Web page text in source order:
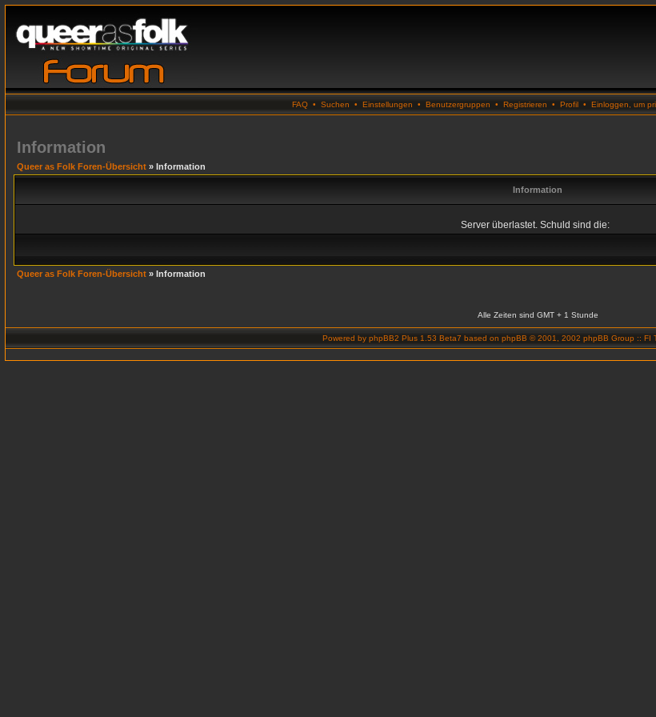
FAQ • Suchen • Einstellungen • Benutzergruppen • Registrieren • Profil • Einloggen, um
Information
Queer as Folk Foren-Übersicht » Information
Information
Server überlastet. Schuld sind die:
Queer as Folk Foren-Übersicht » Information
Alle Zeiten sind GMT + 1 Stunde
Powered by phpBB2 Plus 1.53 Beta7 based on phpBB © 2001, 2002 phpBB Group :: FI